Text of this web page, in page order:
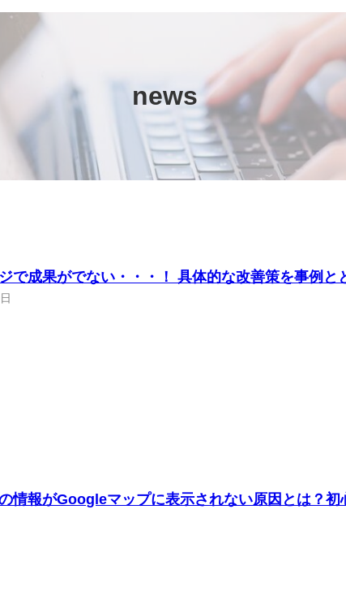
news
で成果がでない・・・！ 具体的な改善策を事例と
情報がGoogleマップに表示されない原因とは？